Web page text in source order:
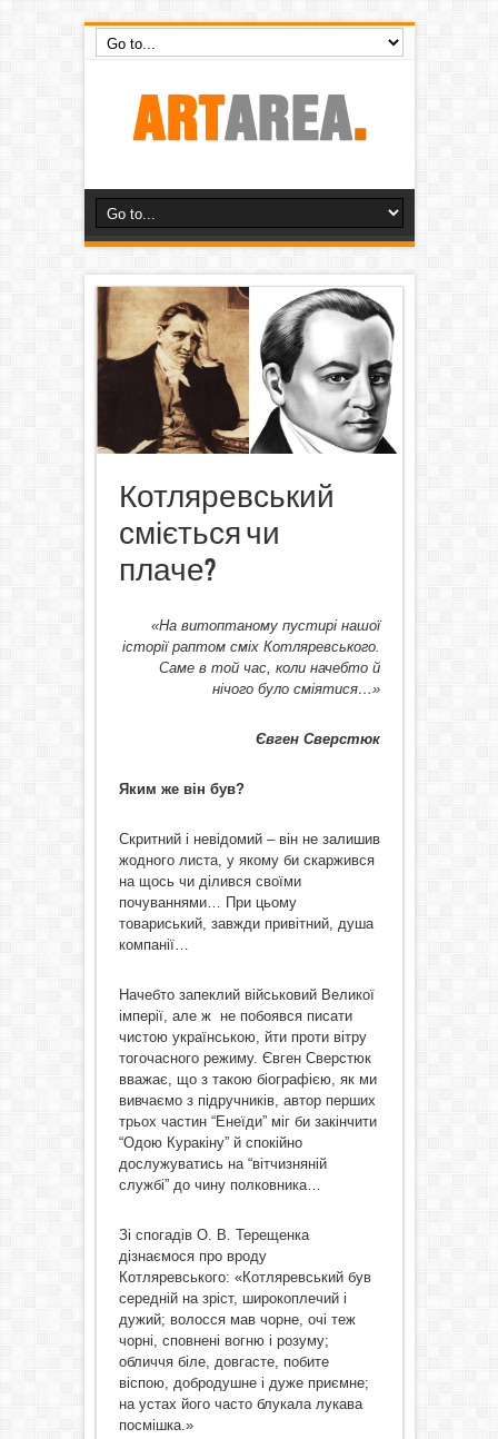
Котляревський
сміється чи
плаче?
«На витоптаному пустирi нашої
iсторiї раптом смiх Котляревського.
Саме в той час, коли начебто й
нiчого було смiятися…»
Євген Сверстюк
Яким же він був?
Скритний і невідомий – він не залишив
жодного листа, у якому би скаржився
на щось чи ділився своїми
почуваннями… При цьому
товариський, завжди привітний, душа
компанії…
Начебто запеклий військовий Великої
імперії, але ж не побоявся писати
чистою українською, йти проти вітру
тогочасного режиму. Євген Сверстюк
вважає, що з такою бiографiєю, як ми
вивчаємо з пiдручникiв, автор перших
трьох частин “Енеїди” мiг би закiнчити
“Одою Куракiну” й спокiйно
дослужуватись на “вiтчизнянiй
службi” до чину полковника…
Зі спогадів О. В. Терещенка
дізнаємося про вроду
Котляревського: «Котляревський був
середній на зріст, широкоплечий і
дужий; волосся мав чорне, очі теж
чорні, сповнені вогню і розуму;
обличчя біле, довгасте, побите
віспою, добродушне і дуже приємне;
на устах його часто блукала лукава
посмішка.»